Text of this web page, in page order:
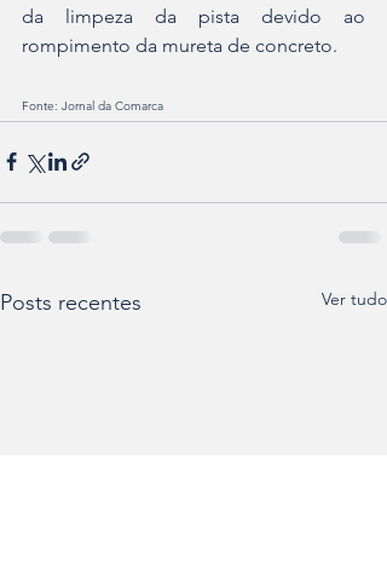
da limpeza da pista devido ao
rompimento da mureta de concreto.
Fonte: Jornal da Comarca
Posts recentes Ver tudo